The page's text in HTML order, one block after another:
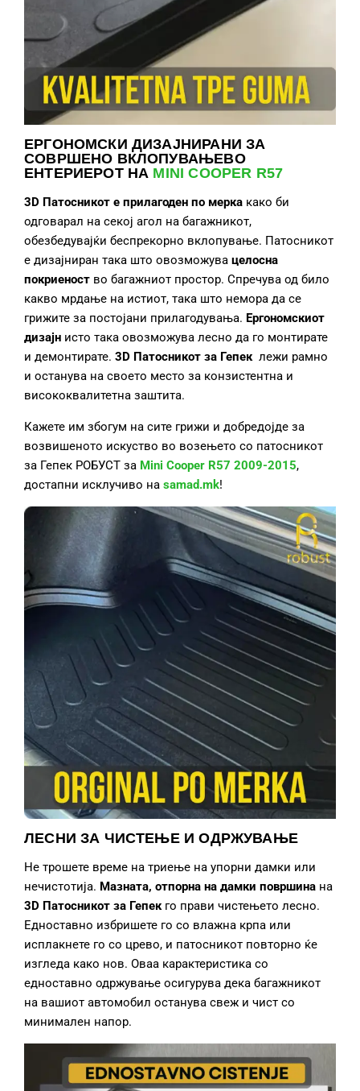
ЕРГОНОМСКИ ДИЗАЈНИРАНИ ЗА
СОВРШЕНО ВКЛОПУВАЊЕВО
ЕНТЕРИЕРОТ НА MINI COOPER R57
3D Патосникот е прилагоден по мерка како би
одговарал на секој агол на багажникот,
обезбедувајќи беспрекорно вклопување. Патосникот
е дизајниран така што овозможува целосна
покриеност во багажниот простор. Спречува од било
какво мрдање на истиот, така што немора да се
грижите за постојани прилагодувања. Ергономскиот
дизајн исто така овозможува лесно да го монтирате
и демонтирате. 3D Патосникот за Гепеклежи рамно
и останува на своето место за конзистентна и
висококвалитетна заштита.
Кажете им збогум на сите грижи и добредојде за
возвишеното искуство во возењето со патосникот
за Гепек РОБУСТ за Mini Cooper R57 2009-2015,
достапни исклучиво на samad.mk!
ЛЕСНИ ЗА ЧИСТЕЊЕ И ОДРЖУВАЊЕ
Не трошете време на триење на упорни дамки или
нечистотија. Мазната, отпорна на дамки површина на
3D Патосникот за Гепек го прави чистењето лесно.
Едноставно избришете го со влажна крпа или
исплакнете го со црево, и патосникот повторно ќе
изгледа како нов. Оваа карактеристика со
едноставно одржување осигурува дека багажникот
на вашиот автомобил останува свеж и чист со
минимален напор.